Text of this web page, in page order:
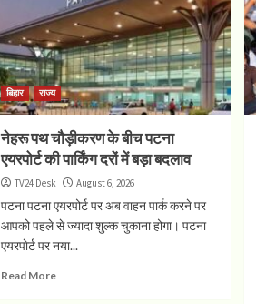
बिहार राज्य
नेहरू पथ चौड़ीकरण के बीच पटना
एयरपोर्ट की पार्किंग दरों में बड़ा बदलाव
TV24 Desk August 6, 2026
पटना पटना एयरपोर्ट पर अब वाहन पार्क करने पर
आपको पहले से ज्यादा शुल्क चुकाना होगा। पटना
एयरपाेर्ट पर नया...
Read More